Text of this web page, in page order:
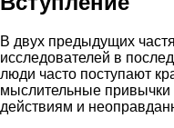
В двух предыдущих
исследователей в
люди часто поступают
мыслительные
действиям и